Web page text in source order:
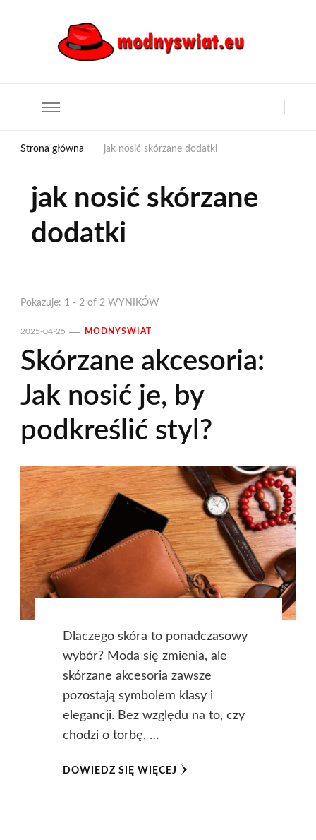
Strona główna jak nosić skórzane dodatki
jak nosić skórzane
dodatki
Pokazuje: 1 - 2 of 2 WYNIKÓW
2025-04-25 MODNYSWIAT
Skórzane akcesoria:
Jak nosić je, by
podkreślić styl?
Dlaczego skóra to ponadczasowy
wybór? Moda się zmienia, ale
skórzane akcesoria zawsze
pozostają symbolem klasy i
elegancji. Bez względu na to, czy
chodzi o torbę, …
DOWIEDZ SIĘ WIĘCEJ